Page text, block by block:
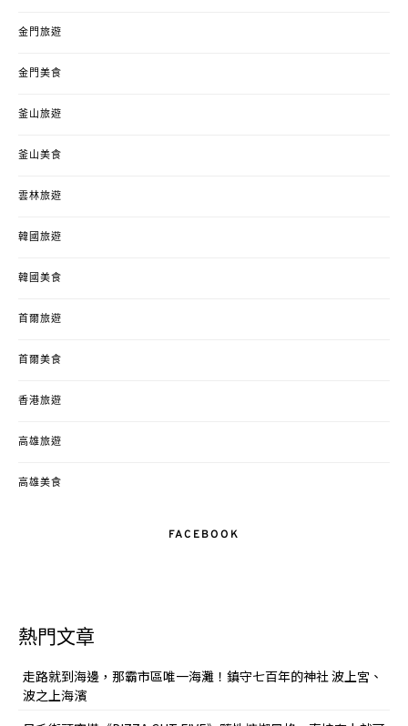
金門旅遊
金門美食
釜山旅遊
釜山美食
雲林旅遊
韓國旅遊
韓國美食
首爾旅遊
首爾美食
香港旅遊
高雄旅遊
高雄美食
FACEBOOK
熱門文章
走路就到海邊，那霸市區唯一海灘！鎮守七百年的神社 波上宮、
波之上海濱